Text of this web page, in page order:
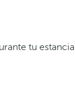
tu estancia